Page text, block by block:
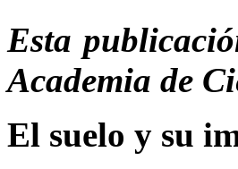
Esta
Academia de
El suelo y su